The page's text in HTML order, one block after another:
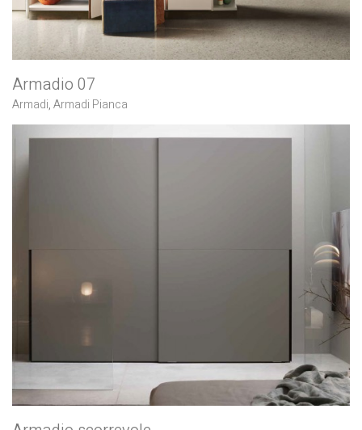
Armadio 07
Armadi,Armadi Pianca